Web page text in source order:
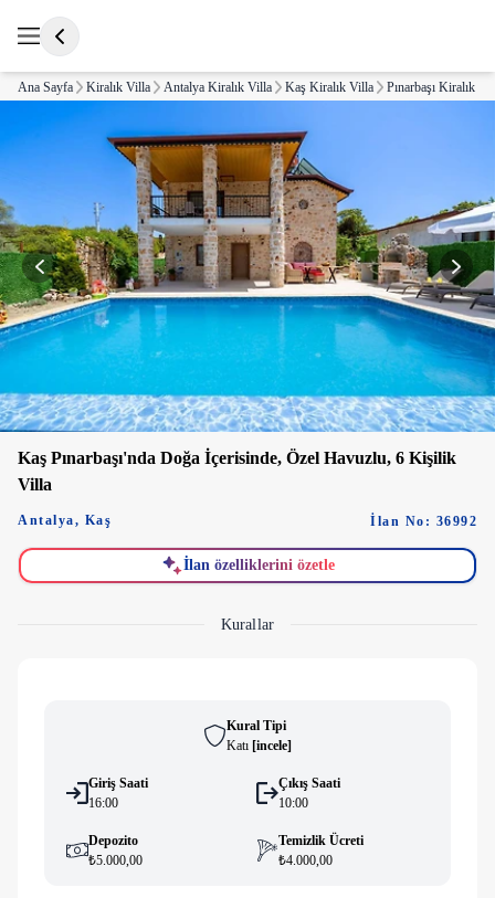
Ana Sayfa Kiralık Villa Antalya Kiralık Villa Kaş Kiralık Villa Pınarbaşı Kiralık
Kaş Pınarbaşı'nda Doğa İçerisinde, Özel Havuzlu, 6 Kişilik
Villa
Antalya, Kaş İlan No: 36992
İlan özelliklerini özetle
Kurallar
Kural Tipi
Katı [i̇ncele]
Giriş Saati
16:00
Çıkış Saati
10:00
Depozito
₺5.000,00
Temizlik Ücreti
₺4.000,00